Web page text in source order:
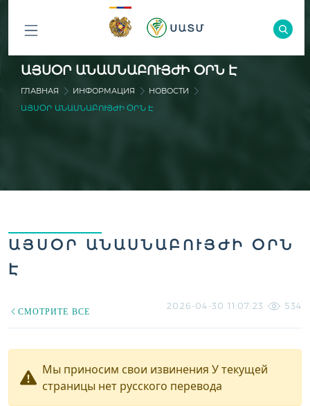
ԲՈԼՈՐ
ԲԱԺԻՆՆԵՐԸ
ԱՅՍՕՐ ԱՆԱՍՆԱԲՈՒՅԺԻ ՕՐՆ Է
ГЛАВНАЯ ИНФОРМАЦИЯ
НОВОСТИ
ԱՅՍՕՐ ԱՆԱՍՆԱԲՈՒՅԺԻ ՕՐՆ Է
ԱՅՍՕՐ ԱՆԱՍՆԱԲՈՒՅԺԻ ՕՐՆ
Է
СМОТРИТЕ ВСЕ
2026-04-30 11:07:23 534
Мы приносим свои извинения У текущей
страницы нет русского перевода